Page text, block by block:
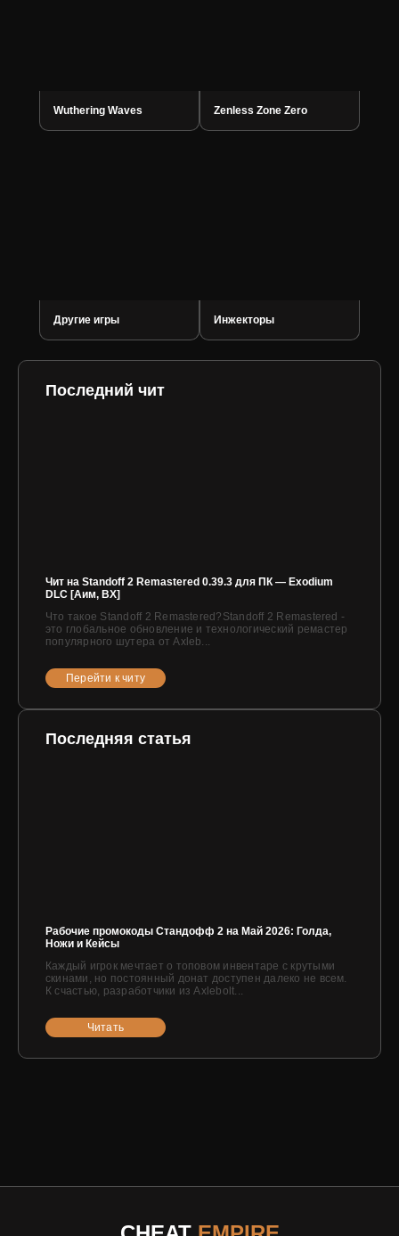
Wuthering Waves Zenless Zone Zero
Другие игры Инжекторы
Последний чит
Чит на Standoff 2 Remastered 0.39.3 для ПК — Exodium
DLC [Аим, ВХ]
Что такое Standoff 2 Remastered?Standoff 2 Remastered -
это глобальное обновление и технологический ремастер
популярного шутера от Axleb...
Перейти к читу
Последняя статья
Рабочие промокоды Стандофф 2 на Май 2026: Голда,
Ножи и Кейсы
Каждый игрок мечтает о топовом инвентаре с крутыми
скинами, но постоянный донат доступен далеко не всем.
К счастью, разработчики из Axlebolt...
Читать